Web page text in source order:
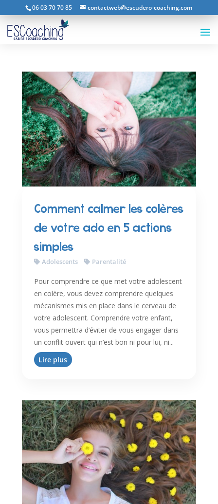
06 03 70 70 85 contactweb@escudero-coaching.com
Comment calmer les colères
de votre ado en 5 actions
simples
Adolescents Parentalité
Pour comprendre ce que met votre adolescent
en colère, vous devez comprendre quelques
mécanismes mis en place dans le cerveau de
votre adolescent. Comprendre votre enfant,
vous permettra d’éviter de vous engager dans
un conflit ouvert qui n’est bon ni pour lui, ni...
Lire plus